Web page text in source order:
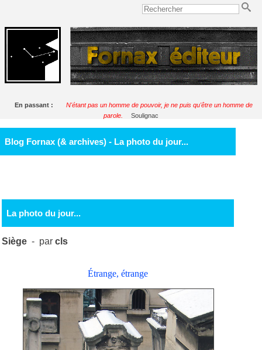
En passant :
N'étant pas un homme de pouvoir, je ne puis qu'être un homme de
parole.
Soulignac
Blog Fornax (& archives) - La photo du jour...
La photo du jour...
Siège - parcls
Étrange, étrange